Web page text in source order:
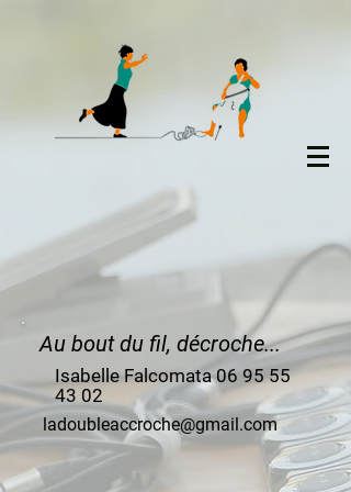
Au bout du fil, décroche...
Isabelle Falcomata06 95 55
43 02
ladoubleaccroche@gmail.com